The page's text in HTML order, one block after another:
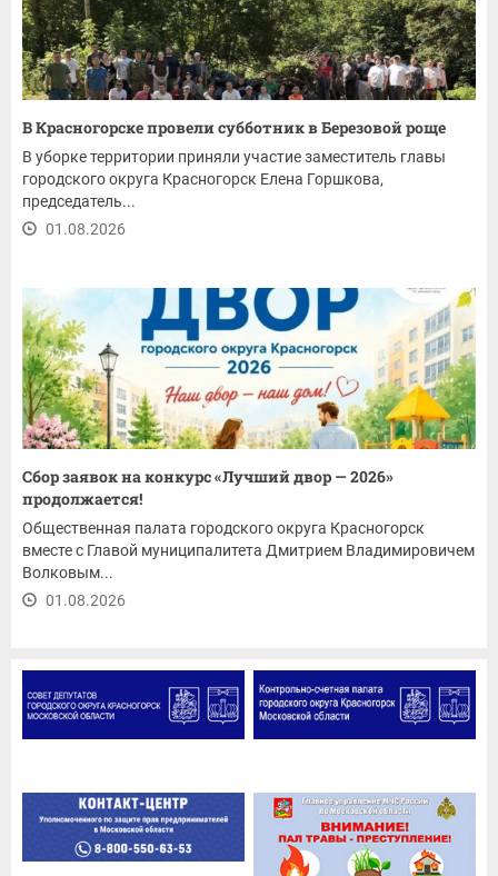
В Красногорске провели субботник в Березовой роще
В уборке территории приняли участие заместитель главы
городского округа Красногорск Елена Горшкова,
председатель...
01.08.2026
Сбор заявок на конкурс «Лучший двор — 2026»
продолжается!
Общественная палата городского округа Красногорск
вместе с Главой муниципалитета Дмитрием Владимировичем
Волковым...
01.08.2026